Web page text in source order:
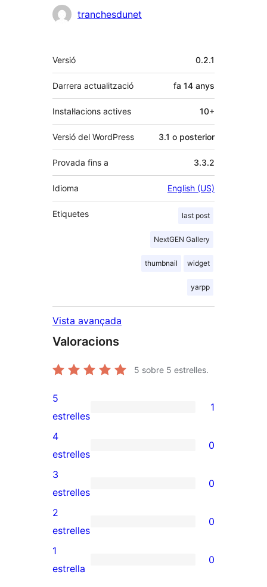
Col·laboradors
tranchesdunet
Meta
Versió 0.2.1
Darrera actualització fa 14 anys
Instal·lacions actives 10+
Versió del WordPress 3.1 o posterior
Provada fins a 3.3.2
Idioma English (US)
Etiquetes last post
NextGEN Gallery
thumbnail widget
yarpp
Vista avançada
Valoracions
5 sobre 5 estrelles.
1
valoració
de
5
estrelles
5
estrelles
1
0
valoracions
de
4
estrelles
4
estrelles
0
0
valoracions
de
3
estrelles
3
estrelles
0
0
valoracions
de
2
estrelles
0
0
1
estrella
0